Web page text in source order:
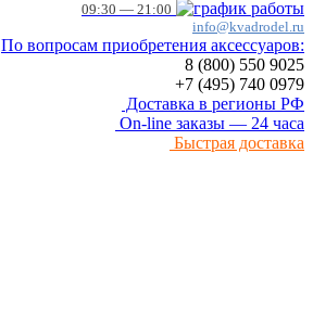
09:30 — 21:00
info@kvadrodel.ru
По вопросам приобретения аксессуаров:
8 (800) 550 9025
+7 (495) 740 0979
Доставка в регионы РФ
On-line заказы — 24 часа
Быстрая доставка